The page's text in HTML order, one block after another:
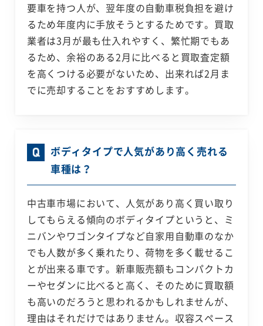
要車を持つ人が、翌年度の自動車税負担を避け
るため年度内に手放そうとするためです。買取
業者は3月が最も仕入れやすく、繁忙期でもあ
るため、余裕のある2月に比べると買取査定額
を高くつける必要がないため、出来れば2月ま
でに売却することをおすすめします。
ボディタイプで人気があり高く売れる
車種は？
中古車市場において、人気があり高く買い取り
してもらえる傾向のボディタイプというと、ミ
ニバンやワゴンタイプなど自家用自動車のなか
でも人数が多く乗れたり、荷物を多く載せるこ
とが出来る車です。新車販売額もコンパクトカ
ーやセダンに比べると高く、そのために買取額
も高いのだろうと思われるかもしれませんが、
理由はそれだけではありません。収容スペース